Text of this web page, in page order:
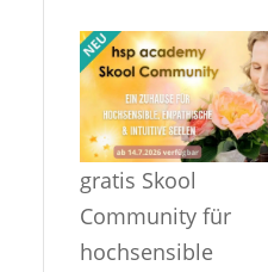
gratis Skool
Community für
hochsensible